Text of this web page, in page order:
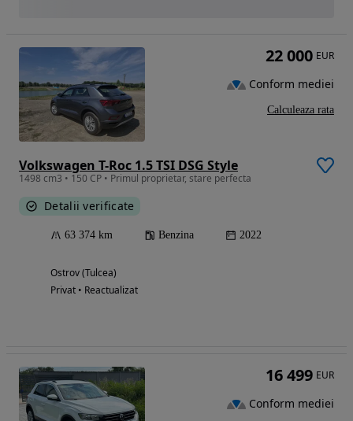
Volkswagen T-Roc 1.5 TSI DSG Style
1498 cm3 • 150 CP • Primul proprietar, stare perfecta
Detalii verificate
63 374 km Benzina 2022
Ostrov (Tulcea)
Privat • Reactualizat
22 000 EUR
Conform mediei
Calculeaza rata
16 499 EUR
Conform mediei